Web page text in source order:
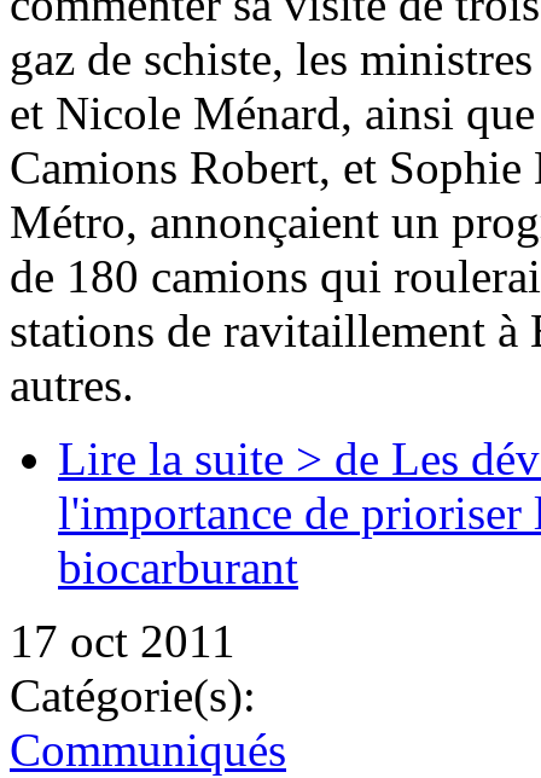
gaz de schiste, les
et Nicole Ménard, ainsi
Camions Robert, et
Métro, annonçaient un
de 180 camions qui
stations de ravitaillement à
autres.
Lire la suite > de Les
l'importance de prioriser
biocarburant
17 oct 2011
Catégorie(s):
Communiqués